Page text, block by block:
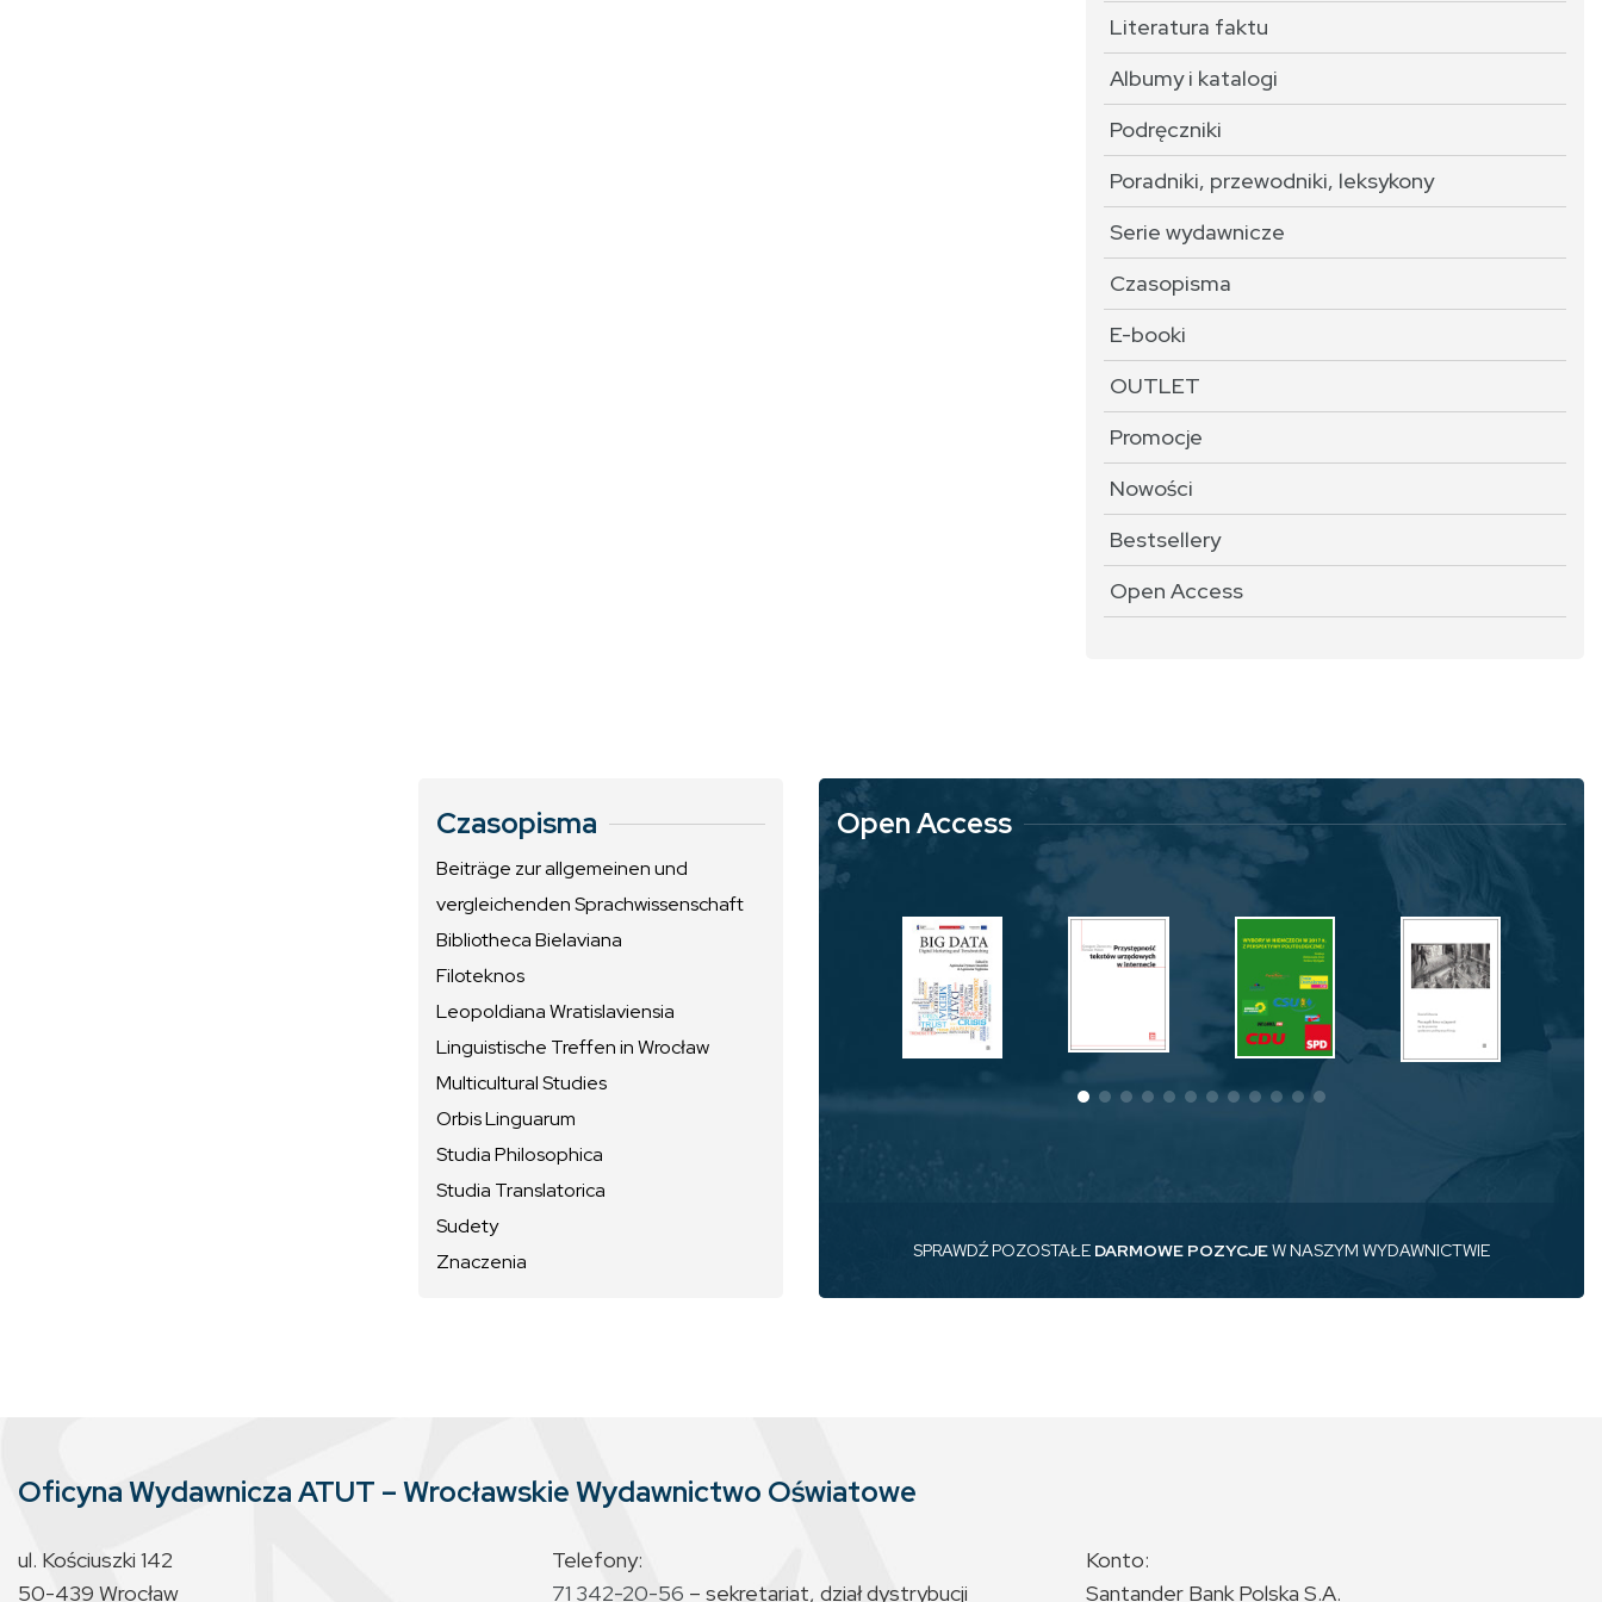
Literatura faktu
Albumy i katalogi
Podręczniki
Poradniki, przewodniki, leksykony
Serie wydawnicze
Czasopisma
E-booki
OUTLET
Promocje
Nowości
Bestsellery
Open Access
Czasopisma
Beiträge zur allgemeinen und
vergleichenden Sprachwissenschaft
Bibliotheca Bielaviana
Filoteknos
Leopoldiana Wratislaviensia
Linguistische Treffen in Wrocław
Multicultural Studies
Orbis Linguarum
Studia Philosophica
Studia Translatorica
Sudety
Znaczenia
Open Access
SPRAWDŹ POZOSTAŁE DARMOWE POZYCJEW NASZYM WYDAWNICTWIE
Oficyna Wydawnicza ATUT – Wrocławskie Wydawnictwo Oświatowe
ul. Kościuszki 142
50-439 Wrocław
Telefony:
71 342-20-56 – sekretariat, dział dystrybucji
Konto:
Santander Bank Polska S.A.